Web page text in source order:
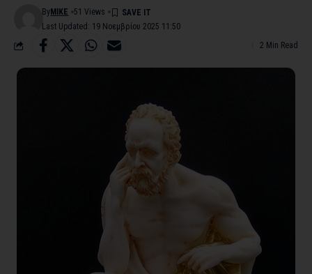
Last Updated: 19 Νοεμβρίου 2025 11:50
By MIKE 51 Views
2 Min Read